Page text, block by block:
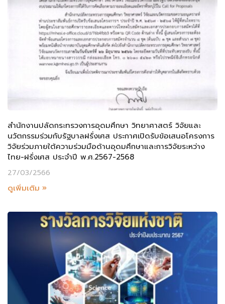
สำนักงานปลัดกระทรวงการอุดมศึกษา วิทยาศาสตร์ วิจัยและ
นวัตกรรมร่วมกับรัฐบาลฝรั่งเศส ประกาศเปิดรับข้อเสนอโครงการ
วิจัยร่วมภายใต้ความร่วมมือด้านอุดมศึกษาและการวิจัยระหว่าง
ไทย-ฝรั่งเศส ประจำปี พ.ศ.2567-2568
27/03/2566
ดูเพิ่มเติม »